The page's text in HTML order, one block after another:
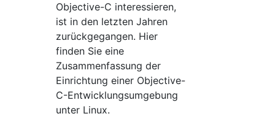
Objective-C interessieren,
ist in den letzten Jahren
zurückgegangen. Hier
finden Sie eine
Zusammenfassung der
Einrichtung einer Objective-
C-Entwicklungsumgebung
unter Linux.